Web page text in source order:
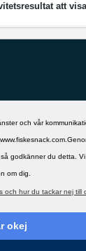
och vår
godkänner du detta.
om dig.
och hur du tackar nej till
okej
att visa
Grundad
Powered
MH Sub I, LLC dba
are GMT+1. This